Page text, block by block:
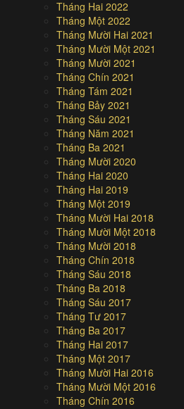
Tháng Hai 2022
Tháng Một 2022
Tháng Mười Hai 2021
Tháng Mười Một 2021
Tháng Mười 2021
Tháng Chín 2021
Tháng Tám 2021
Tháng Bảy 2021
Tháng Sáu 2021
Tháng Năm 2021
Tháng Ba 2021
Tháng Mười 2020
Tháng Hai 2020
Tháng Hai 2019
Tháng Một 2019
Tháng Mười Hai 2018
Tháng Mười Một 2018
Tháng Mười 2018
Tháng Chín 2018
Tháng Sáu 2018
Tháng Ba 2018
Tháng Sáu 2017
Tháng Tư 2017
Tháng Ba 2017
Tháng Hai 2017
Tháng Một 2017
Tháng Mười Hai 2016
Tháng Mười Một 2016
Tháng Chín 2016